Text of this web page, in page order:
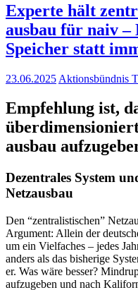
Exper­te hält
aus­bau für naiv –
Spei­cher statt
23.06.2025 Aktionsbündnis
Emp­feh­lung ist,
aus­bau
Dezen­tra­les Sys­tem
Netzausbau
Den “zen­tra­lis­ti­schen”
Argu­ment: Allein der
um ein Viel­fa­ches – jedes
anders als das bis­he­ri­ge
er. Was wäre bes­ser?
auf­zu­ge­ben und nach